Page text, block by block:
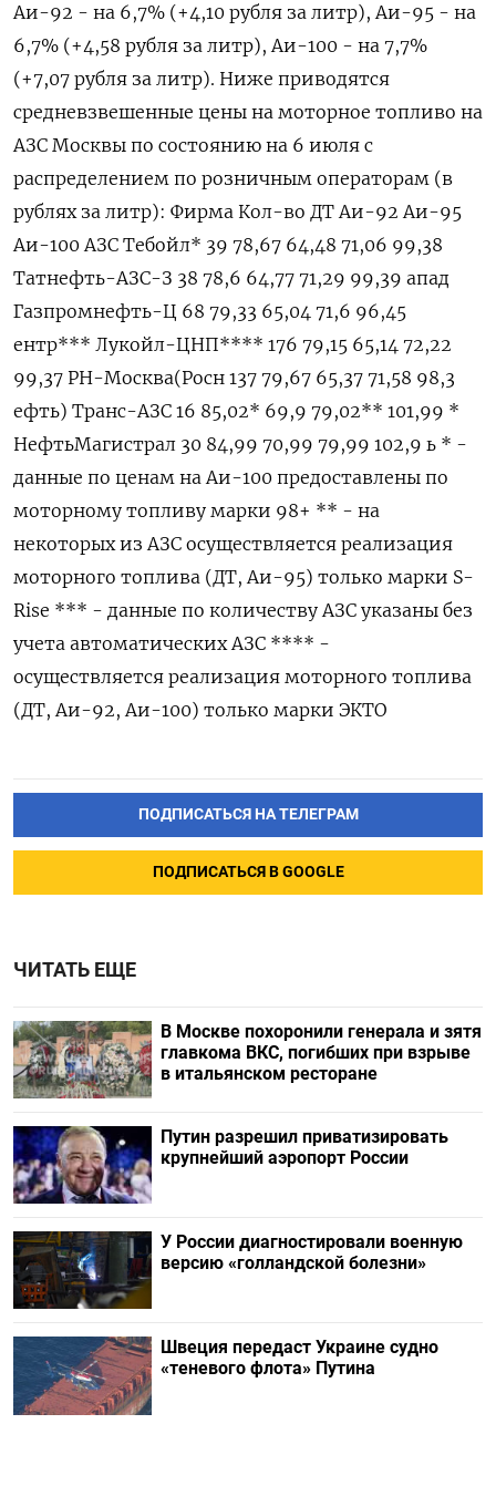
Аи-92 - на 6,7% (+4,10 рубля за литр), Аи-95 - на
6,7% (+4,58 рубля за литр), Аи-100 - на 7,7%
(+7,07 рубля за литр). Ниже ​приводятся
средневзвешенные цены на ⁠моторное топливо на
АЗС Москвы по состоянию на 6 июля с
распределением по розничным операторам (в
рублях за ‌литр): Фирма Кол-во ДТ Аи-92 Аи-95
Аи-100 АЗС Тебойл* 39 78,67 64,48 71,06 99,38
Татнефть-АЗС-З 38 78,6 64,77 71,29 99,39 апад
Газпромнефть-Ц 68 79,33 65,04 71,6 96,45
ентр*** Лукойл-ЦНП**** 176 79,15 65,14 72,22
99,37 РН-Москва(Росн 137 79,67 65,37 71,58 98,3
ефть) Транс-АЗС 16 85,02* 69,9 79,02** 101,99 *
НефтьМагистрал 30 84,99 70,99 79,99 102,9 ь * -
данные по ценам на Аи-100 предоставлены по
моторному топливу марки 98+ ** - ‌на
некоторых из АЗС осуществляется реализация
моторного топлива (ДТ, Аи-95) только марки S-
Rise *** - данные ​по количеству АЗС указаны без
учета автоматических АЗС **** -
осуществляется ‌реализация моторного топлива
(ДТ, Аи-92, Аи-100) только марки ЭКТО
ПОДПИСАТЬСЯ НА ТЕЛЕГРАМ
ПОДПИСАТЬСЯ В GOOGLE
ЧИТАТЬ ЕЩЕ
В Москве похоронили генерала и зятя
главкома ВКС, погибших при взрыве
в итальянском ресторане
Путин разрешил приватизировать
крупнейший аэропорт России
У России диагностировали военную
версию «голландской болезни»
Швеция передаст Украине судно
«теневого флота» Путина